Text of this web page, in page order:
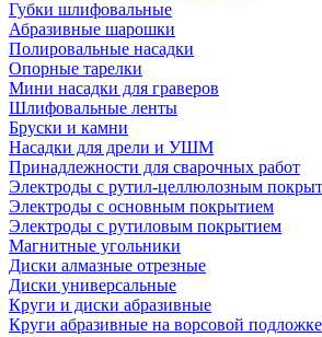
Губки шлифовальные
Абразивные шарошки
Полировальные насадки
Опорные тарелки
Мини насадки для граверов
Шлифовальные ленты
Бруски и камни
Насадки для дрели и УШМ
Принадлежности для сварочных работ
Электроды с рутил-целлюлозным
Электроды с основным покрытием
Электроды с рутиловым покрытием
Магнитные угольники
Диски алмазные отрезные
Диски универсальные
Круги и диски абразивные
Круги абразивные на ворсовой подложке